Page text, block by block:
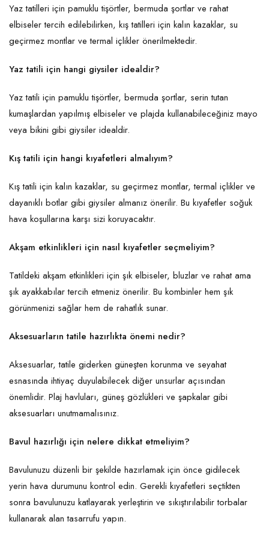
Yaz tatilleri için pamuklu tişörtler, bermuda şortlar ve rahat
elbiseler tercih edilebilirken, kış tatilleri için kalın kazaklar, su
geçirmez montlar ve termal içlikler önerilmektedir.
Yaz tatili için hangi giysiler idealdir?
Yaz tatili için pamuklu tişörtler, bermuda şortlar, serin tutan
kumaşlardan yapılmış elbiseler ve plajda kullanabileceğiniz mayo
veya bikini gibi giysiler idealdir.
Kış tatili için hangi kıyafetleri almalıyım?
Kış tatili için kalın kazaklar, su geçirmez montlar, termal içlikler ve
dayanıklı botlar gibi giysiler almanız önerilir. Bu kıyafetler soğuk
hava koşullarına karşı sizi koruyacaktır.
Akşam etkinlikleri için nasıl kıyafetler seçmeliyim?
Tatildeki akşam etkinlikleri için şık elbiseler, bluzlar ve rahat ama
şık ayakkabılar tercih etmeniz önerilir. Bu kombinler hem şık
görünmenizi sağlar hem de rahatlık sunar.
Aksesuarların tatile hazırlıkta önemi nedir?
Aksesuarlar, tatile giderken güneşten korunma ve seyahat
esnasında ihtiyaç duyulabilecek diğer unsurlar açısından
önemlidir. Plaj havluları, güneş gözlükleri ve şapkalar gibi
aksesuarları unutmamalısınız.
Bavul hazırlığı için nelere dikkat etmeliyim?
Bavulunuzu düzenli bir şekilde hazırlamak için önce gidilecek
yerin hava durumunu kontrol edin. Gerekli kıyafetleri seçtikten
sonra bavulunuzu katlayarak yerleştirin ve sıkıştırılabilir torbalar
kullanarak alan tasarrufu yapın.